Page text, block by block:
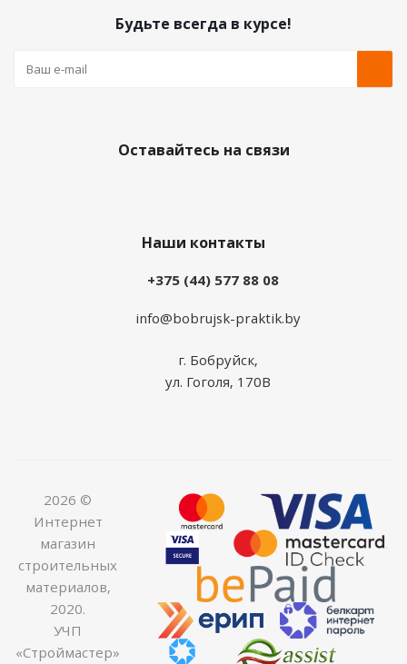
Будьте всегда в курсе!
Оставайтесь на связи
Наши контакты
+375 (44) 577 88 08
info@bobrujsk-praktik.by
г. Бобруйск,
ул. Гоголя, 170В
2026 ©
Интернет
магазин
строительных
материалов,
2020.
УЧП
«Строймастер»